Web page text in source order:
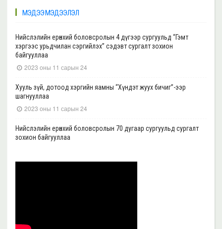
МЭДЭЭ МЭДЭЭЛЭЛ
Нийслэлийн ерөнхий боловсролын 4 дүгээр сургуульд “Гэмт
хэргээс урьдчилан сэргийлэх” сэдэвт сургалт зохион
байгууллаа
2023 оны 11 сарын 24
Хууль зүй, дотоод хэргийн яамны “Хүндэт жуух бичиг”-ээр
шагнууллаа
2023 оны 11 сарын 24
Нийслэлийн ерөнхий боловсролын 70 дугаар сургуульд сургалт
зохион байгууллаа